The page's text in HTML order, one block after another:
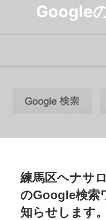
Google
練馬区ヘナサ
のGoogle検索
知らせします。